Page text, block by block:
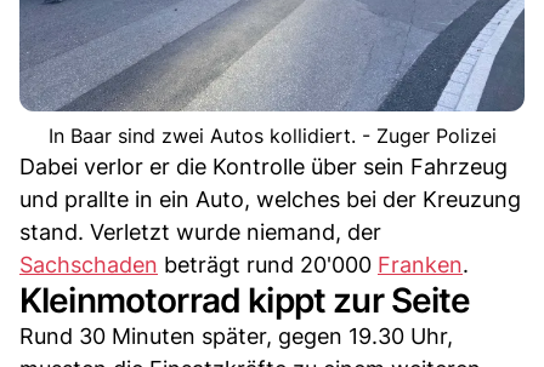
In Baar sind zwei Autos kollidiert. - Zuger Polizei
Dabei verlor er die Kontrolle über sein Fahrzeug
und prallte in ein Auto, welches bei der Kreuzung
stand. Verletzt wurde niemand, der
Sachschaden beträgt rund 20'000 Franken.
Kleinmotorrad kippt zur Seite
Rund 30 Minuten später, gegen 19.30 Uhr,